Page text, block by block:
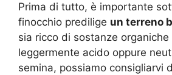
Prima di tutto, è importante
finocchio predilige un terreno
sia ricco di sostanze organiche
leggermente acido oppure
semina, possiamo consigliarvi